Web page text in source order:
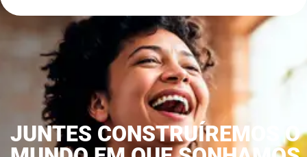
JUNTES CONSTRUÍREMOS O